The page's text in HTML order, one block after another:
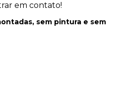
em contato!
sem pintura e sem